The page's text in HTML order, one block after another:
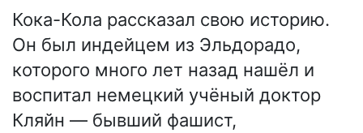
Кока-Кола рассказал свою историю.
Он был индейцем из Эльдорадо,
которого много лет назад нашёл и
воспитал немецкий учёный доктор
Кляйн — бывший фашист,